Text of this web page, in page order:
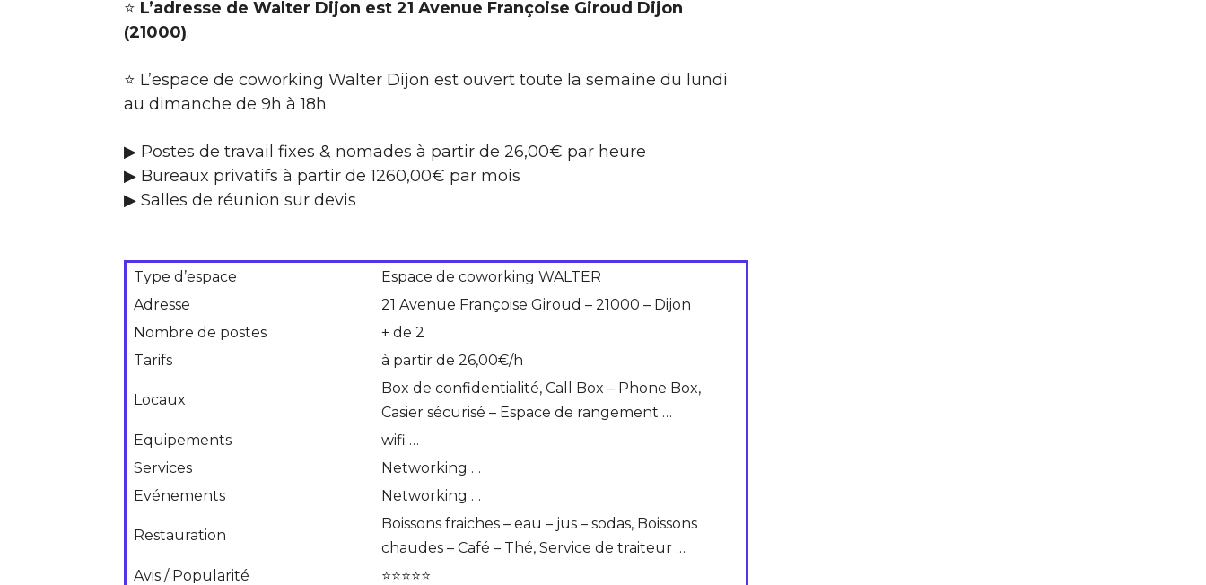
⭐ L’adresse de Walter Dijon est 21 Avenue Françoise Giroud Dijon
(21000).
⭐ L’espace de coworking Walter Dijon est ouvert toute la semaine du lundi
au dimanche de 9h à 18h.
▶ Postes de travail fixes & nomades à partir de 26,00€ par heure
▶ Bureaux privatifs à partir de 1260,00€ par mois
▶ Salles de réunion sur devis
Type d’espace
Espace de coworking WALTER
Adresse
21 Avenue Françoise Giroud – 21000 – Dijon
Nombre de postes
+ de 2
Tarifs
à partir de 26,00€/h
Locaux
Box de confidentialité, Call Box – Phone Box,
Casier sécurisé – Espace de rangement …
Equipements
wifi …
Services
Networking …
Evénements
Networking …
Restauration
Boissons fraiches – eau – jus – sodas, Boissons
chaudes – Café – Thé, Service de traiteur …
Avis / Popularité
⭐⭐⭐⭐⭐